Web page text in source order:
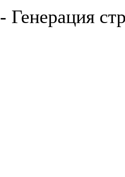
- Генерация